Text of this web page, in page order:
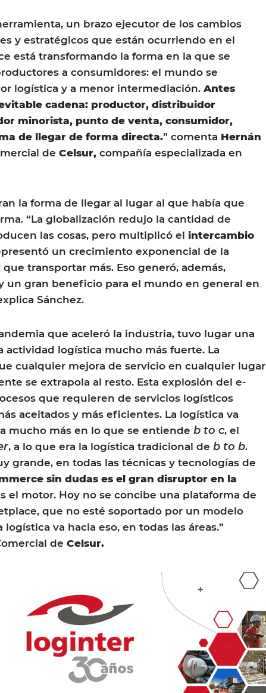
un brazo ejecutor de los cambios
y estratégicos que están ocurriendo en el
está transformando la forma en la que se
a consumidores: el mundo se
logística y a menor intermediación. Antes
cadena: productor, distribuidor
minorista, punto de venta, consumidor,
de llegar de forma directa.” comenta Hernán
de Celsur, compañía especializada en
la forma de llegar al lugar al que había que
“La globalización redujo la cantidad de
las cosas, pero multiplicó el intercambio
un crecimiento exponencial de la
transportar más. Eso generó, además,
un gran beneficio para el mundo en general en
Sánchez.
que aceleró la industria, tuvo lugar una
actividad logística mucho más fuerte. La
cualquier mejora de servicio en cualquier lugar
se extrapola al resto. Esta explosión del e-
que requieren de servicios logísticos
aceitados y más eficientes. La logística va
mucho más en lo que se entiende b to c, el
, a lo que era la logística tradicional de b to b.
grande, en todas las técnicas y tecnologías de
sin dudas es el gran disruptor en la
el motor. Hoy no se concibe una plataforma de
que no esté soportado por un modelo
va hacia eso, en todas las áreas.”
de Celsur.